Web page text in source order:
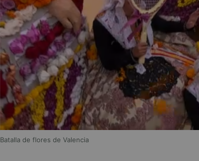
Batalla de flores de Valencia